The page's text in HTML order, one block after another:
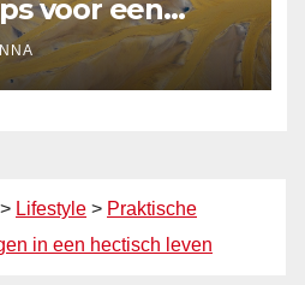
voor een
huis
> Lifestyle > Praktische
in een hectisch leven